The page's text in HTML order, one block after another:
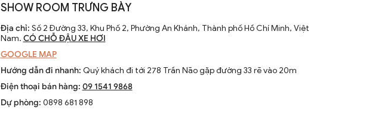
SHOW ROOM TRƯNG BÀY
Địa chỉ: Số 2 Đường 33, Khu Phố 2, Phường An Khánh, Thành phố Hồ Chí Minh, Việt
Nam. CÓ CHỖ ĐẬU XE HƠI
GOOGLE MAP
Hướng dẫn đi nhanh: Quý khách đi tới 278 Trần Não gặp đường 33 rẽ vào 20m
Điện thoại bán hàng: 09 1541 9868
Dự phòng: 0898 681 898